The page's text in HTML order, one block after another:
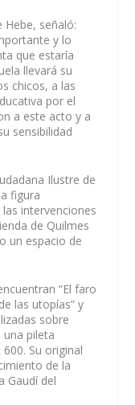
señaló:
y lo
que estaría
llevará su
chicos, a las
por el
a este acto y a
sensibilidad
Ilustre de
figura
intervenciones
de Quilmes
un espacio de
“El faro
las utopías” y
sobre
pileta
Su original
de la
Gaudí del